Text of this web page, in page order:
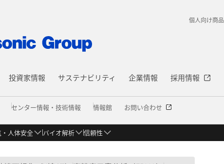
投資家情報 サステナビリティ 企業情報 採用情報
個人向け商品
センター情報・技術情報 情報館 お問い合わせ
人体安全 バイオ解析 信頼性